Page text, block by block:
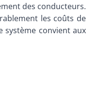
des conducteurs.
les coûts de
système convient aux